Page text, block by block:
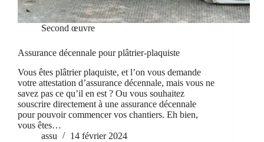
Second œuvre
Assurance décennale pour plâtrier-plaquiste
Vous êtes plâtrier plaquiste, et l’on vous demande
votre attestation d’assurance décennale, mais vous ne
savez pas ce qu’il en est ? Ou vous souhaitez
souscrire directement à une assurance décennale
pour pouvoir commencer vos chantiers. Eh bien,
vous êtes…
assu
14 février 2024